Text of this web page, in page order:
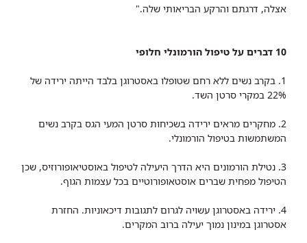
אצלה, דרגתם והרקע הבריאותי שלה."
10 דברים על טיפול הורמונלי חלופי
1. בקרב נשים ללא רחם שטופלו באסטרוגן בלבד הייתה ירידה של
22% במקרי סרטן השד.
2. מחקרים מראים ירידה בשכיחות סרטן המעי הגס בקרב נשים
המשתמשות בטיפול הורמונלי.
3. נטילת הורמונים היא הדרך היעילה לטיפול באוסטיאופורוזיס, שכן
הטיפול מפחית שברים אוסטאופורוטיים בכל עצמות הגוף.
4. ירידה באסטרוגן עשויה לגרום לתגובות דיכאוניות. החזרת
אסטרוגן במינון נמוך יעילה ברוב המקרים.